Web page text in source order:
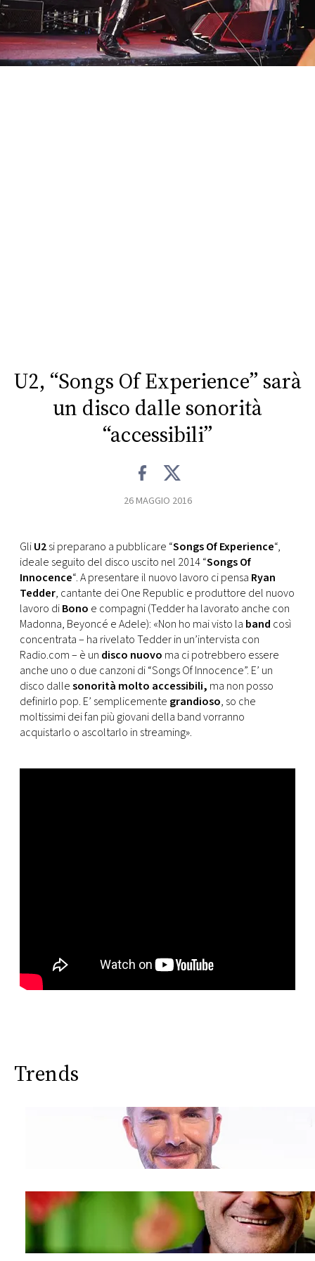
FOTO
CONCORSI
U2, “Songs Of Experience” sarà
un disco dalle sonorità
“accessibili”
26 MAGGIO 2016
GliU2si preparano a pubblicare “Songs Of Experience“,
ideale seguito del disco uscito nel 2014 “Songs Of
Innocence“. A presentare il nuovo lavoro ci pensa Ryan
Tedder, cantante dei One Republic e produttore del nuovo
lavoro diBono e compagni (Tedder ha lavorato anche con
Madonna, Beyoncé e Adele): «Non ho mai visto la band così
concentrata – ha rivelato Tedder in un’intervista con
Radio.com – è un disco nuovo ma ci potrebbero essere
anche uno o due canzoni di “Songs Of Innocence”. E’ un
disco dallesonorità molto accessibili, ma non posso
definirlo pop. E’ semplicemente grandioso, so che
moltissimi dei fan più giovani della band vorranno
acquistarlo o ascoltarlo in streaming».
Trends